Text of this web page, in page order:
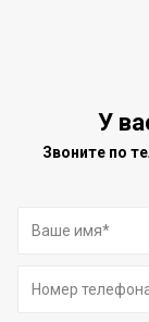
У
Звоните по